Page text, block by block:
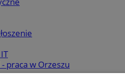
praca w Orzeszu